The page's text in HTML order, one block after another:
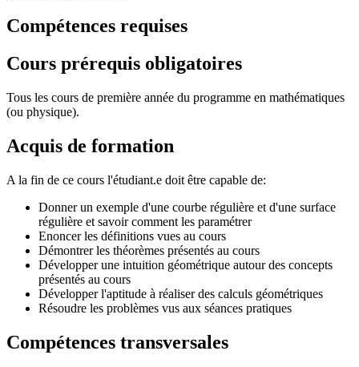
Compétences requises
Cours prérequis obligatoires
Tous les cours de première année du programme en mathématiques
(ou physique).
Acquis de formation
A la fin de ce cours l'étudiant.e doit être capable de:
Donner un exemple d'une courbe régulière et d'une surface
régulière et savoir comment les paramétrer
Enoncer les définitions vues au cours
Démontrer les théorèmes présentés au cours
Développer une intuition géométrique autour des concepts
présentés au cours
Développer l'aptitude à réaliser des calculs géométriques
Résoudre les problèmes vus aux séances pratiques
Compétences transversales